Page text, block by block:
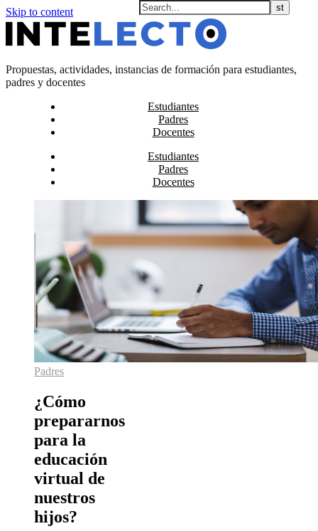
Skip to content
Propuestas, actividades, instancias de formación para estudiantes,
padres y docentes
Estudiantes
Padres
Docentes
Estudiantes
Padres
Docentes
Padres
¿Cómo
prepararnos
para la
educación
virtual de
nuestros
hijos?